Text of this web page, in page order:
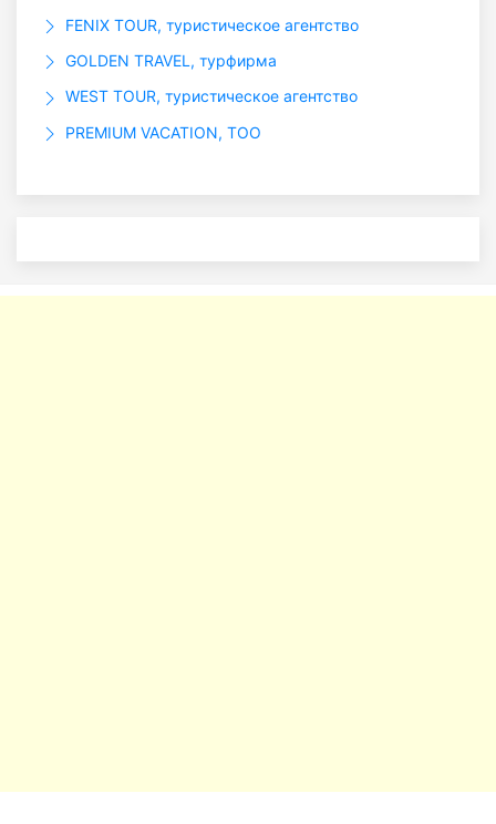
FENIX TOUR, туристическое агентство
GOLDEN TRAVEL, турфирма
WEST TOUR, туристическое агентство
PREMIUM VACATION, ТОО